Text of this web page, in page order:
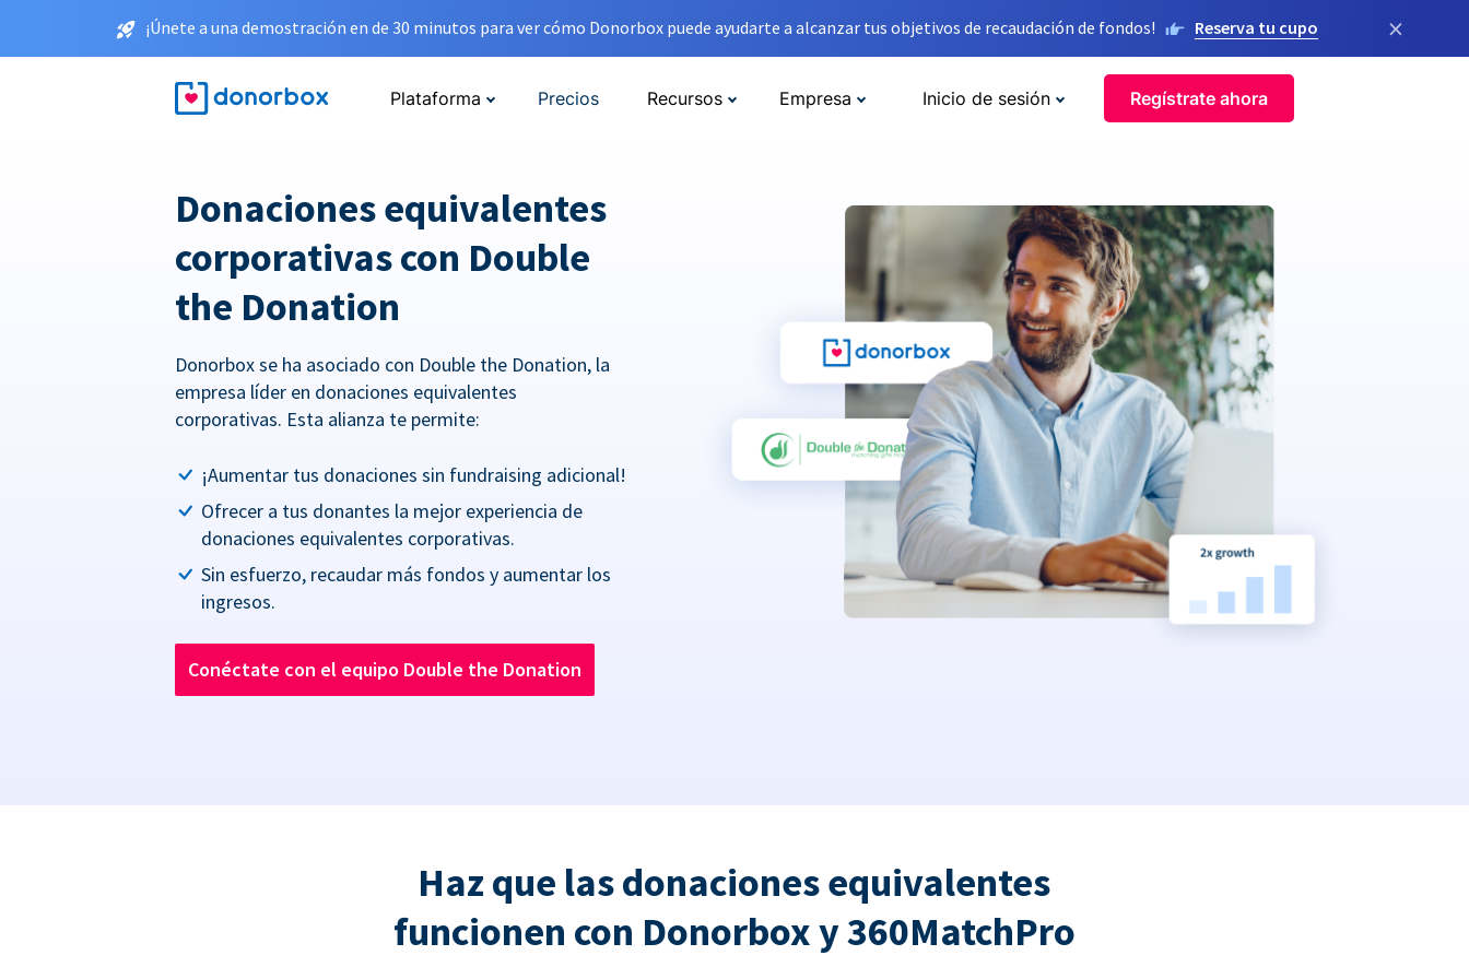
¡Únete a una demostración en de 30 minutos para ver cómo Donorbox puede ayudarte a alcanzar tus objetivos de recaudación de fondos! Reserva tu cupo ×
Plataforma Precios Recursos Empresa Inicio de sesión Regístrate ahora
Donaciones equivalentes
corporativas con Double
the Donation
Donorbox se ha asociado con Double the Donation, la
empresa líder en donaciones equivalentes
corporativas. Esta alianza te permite:
¡Aumentar tus donaciones sin fundraising adicional!
Ofrecer a tus donantes la mejor experiencia de
donaciones equivalentes corporativas.
Sin esfuerzo, recaudar más fondos y aumentar los
ingresos.
Conéctate con el equipo Double the Donation
Haz que las donaciones equivalentes
funcionen con Donorbox y 360MatchPro